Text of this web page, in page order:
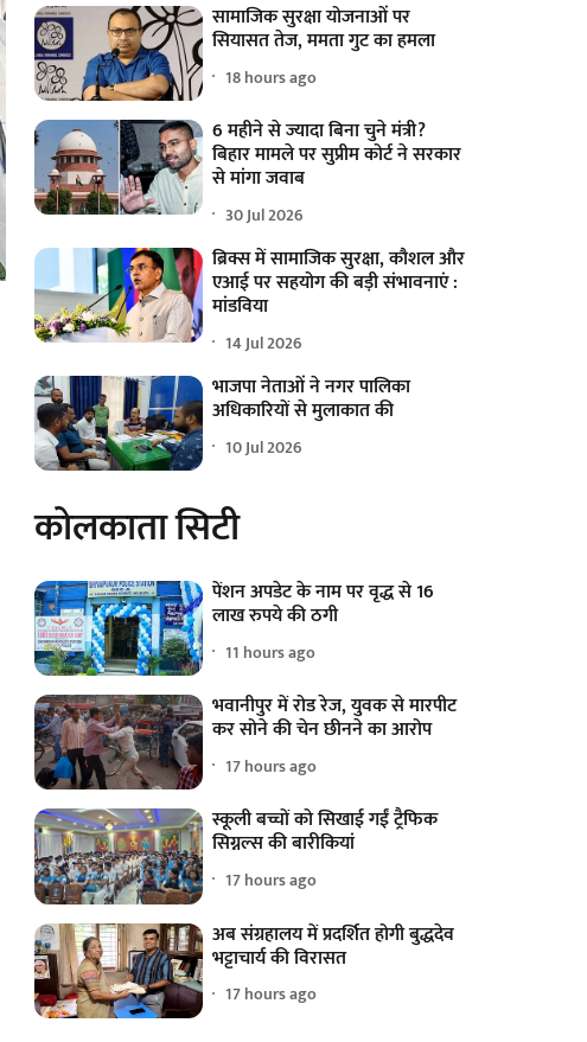
सामाजिक सुरक्षा योजनाओं पर
सियासत तेज, ममता गुट का हमला
18 hours ago
6 महीने से ज्यादा बिना चुने मंत्री?
बिहार मामले पर सुप्रीम कोर्ट ने सरकार
से मांगा जवाब
30 Jul 2026
ब्रिक्स में सामाजिक सुरक्षा, कौशल और
एआई पर सहयोग की बड़ी संभावनाएं :
मांडविया
14 Jul 2026
भाजपा नेताओं ने नगर पालिका
अधिकारियों से मुलाकात की
10 Jul 2026
कोलकाता सिटी
पेंशन अपडेट के नाम पर वृद्ध से 16
लाख रुपये की ठगी
11 hours ago
भवानीपुर में रोड रेज, युवक से मारपीट
कर सोने की चेन छीनने का आरोप
17 hours ago
स्कूली बच्चों को सिखाई गईं ट्रैफिक
सिग्नल्स की बारीकियां
17 hours ago
अब संग्रहालय में प्रदर्शित होगी बुद्धदेव
भट्टाचार्य की विरासत
17 hours ago